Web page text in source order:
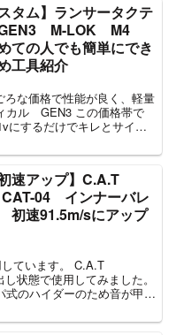
タム】ランサータクテ
M-LOK M4
の人でも簡単にでき
工具紹介
この価格帯で
速アップ】C.A.T
04 インナーバレ
速91.5m/sにアップ
ます。 C.A.T
状態で使用してみました。
のハイダーのため音が甲高